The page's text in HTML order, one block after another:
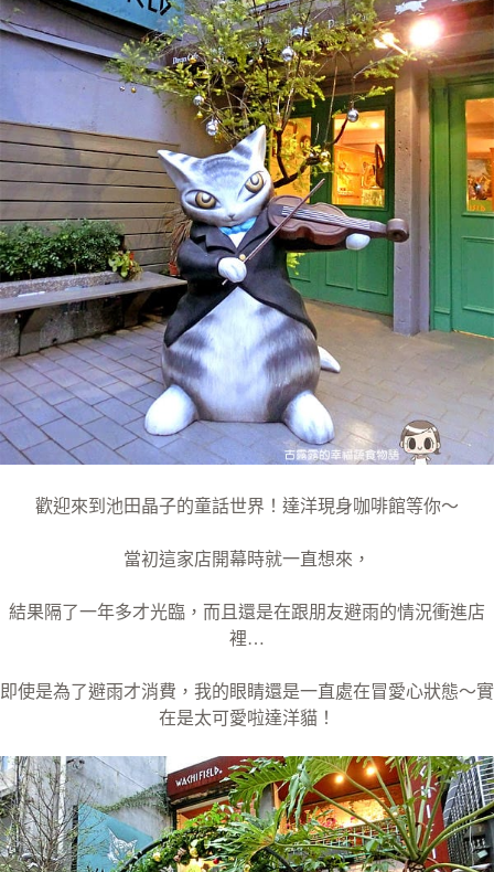
歡迎來到池田晶子的童話世界！達洋現身咖啡館等你～
當初這家店開幕時就一直想來，
結果隔了一年多才光臨，而且還是在跟朋友避雨的情況衝進店
裡…
即使是為了避雨才消費，我的眼睛還是一直處在冒愛心狀態～實
在是太可愛啦達洋貓！